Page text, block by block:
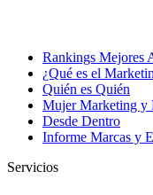
Rankings Mejores
¿Qué es el
Quién es Quién
Mujer Marketing y
Desde Dentro
Informe Marcas y
Servicios